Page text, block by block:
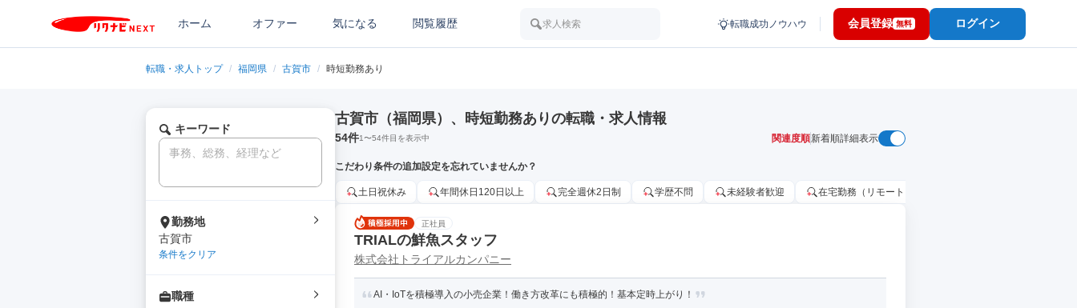
ホーム オファー 気になる 閲覧履歴 求人検索 転職成功ノウハウ 会員登録 無料 ログイン
転職・求人トップ / 福岡県 / 古賀市 / 時短勤務あり
キーワード
勤務地
古賀市
条件をクリア
職種
古賀市（福岡県）、時短勤務ありの転職・求人情報
54件1〜54件目を表示中 関連度順新着順詳細表示
こだわり条件の追加設定を忘れていませんか？
土日祝休み 年間休日120日以上 完全週休2日制 学歴不問 未経験者歓迎 在宅勤務（リモートワーク）OK
正社員
TRIALの鮮魚スタッフ
株式会社トライアルカンパニー
AI・IoTを積極導入の小売企業！働き方改革にも積極的！基本定時上がり！